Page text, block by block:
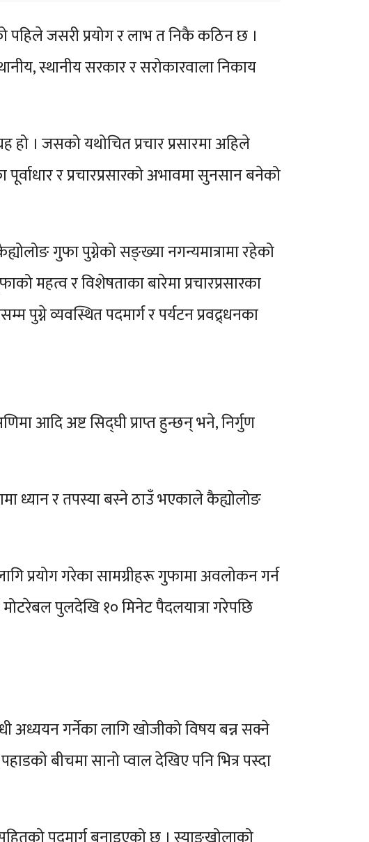
पहिले जसरी प्रयोग र लाभ त निकै कठिन छ ।
स्थानीय सरकार र सरोकारवाला निकाय
। जसको यथोचित प्रचार प्रसारमा अहिले
र प्रचारप्रसारको अभावमा सुनसान बनेको
गुफा पुग्नेको सङ्ख्या नगन्यमात्रामा रहेको
महत्व र विशेषताका बारेमा प्रचारप्रसारका
पुग्ने व्यवस्थित पदमार्ग र पर्यटन प्रवद्र्धनका
आदि अष्ट सिद्घी प्राप्त हुन्छन् भने, निर्गुण
ध्यान र तपस्या बस्ने ठाउँ भएकाले कैह्योलोङ
प्रयोग गरेका सामग्रीहरू गुफामा अवलोकन गर्न
पुलदेखि १० मिनेट पैदलयात्रा गरेपछि
अध्ययन गर्नेका लागि खोजीको विषय बन्न सक्ने
बीचमा सानो प्वाल देखिए पनि भित्र पस्दा